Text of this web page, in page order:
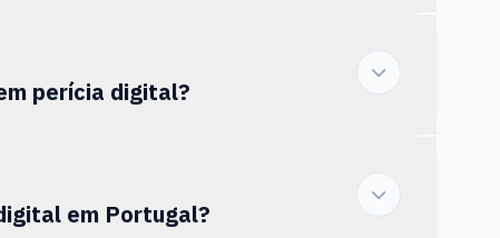
perícia digital?
em Portugal?